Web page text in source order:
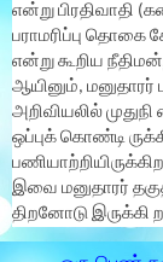
என்று பிரதிவாதி
பராமரிப்பு தொகை
என்று கூறிய
ஆயினும், மனுதாரர்
அறிவியலில்
ஒப்புக் கொண்டி
இவை மனுதாரர்
திறனோடு இருக்கி